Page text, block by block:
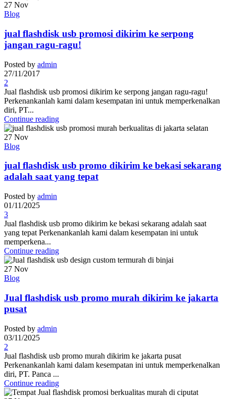
27 Nov
Blog
jual flashdisk usb promosi dikirim ke serpong
jangan ragu-ragu!
Posted by admin
27/11/2017
2
Jual flashdisk usb promosi dikirim ke serpong jangan ragu-ragu!
Perkenankanlah kami dalam kesempatan ini untuk memperkenalkan
diri, PT...
Continue reading
27 Nov
Blog
jual flashdisk usb promo dikirim ke bekasi sekarang
adalah saat yang tepat
Posted by admin
01/11/2025
3
Jual flashdisk usb promo dikirim ke bekasi sekarang adalah saat
yang tepat Perkenankanlah kami dalam kesempatan ini untuk
memperkena...
Continue reading
27 Nov
Blog
Jual flashdisk usb promo murah dikirim ke jakarta
pusat
Posted by admin
03/11/2025
2
Jual flashdisk usb promo murah dikirim ke jakarta pusat
Perkenankanlah kami dalam kesempatan ini untuk memperkenalkan
diri, PT. Panca ...
Continue reading